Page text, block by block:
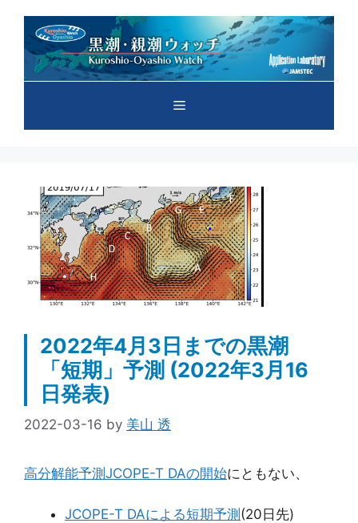
メ
ュ
ー
2022年4月3日までの黒潮
「短期」予測 (2022年3月16
日発表)
2022-03-16 by 美山 透
高分解能予測JCOPE-T DAの開始にともない、
JCOPE-T DAによる短期予測(20日先)